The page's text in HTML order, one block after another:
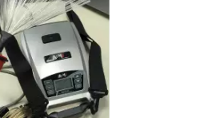
контрольного напряжения, %